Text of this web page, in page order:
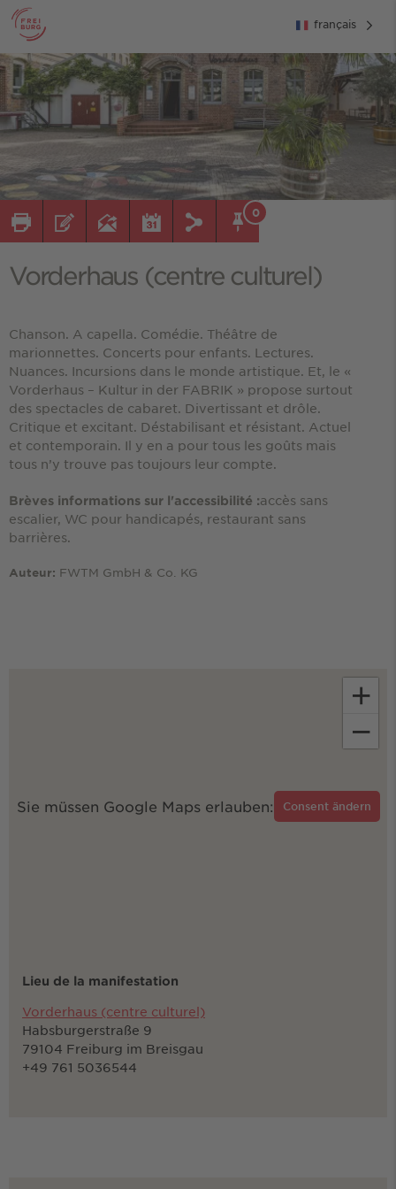
français
0
Vorderhaus (centre culturel)
Chanson. A capella. Comédie. Théâtre de
marionnettes. Concerts pour enfants. Lectures.
Nuances. Incursions dans le monde artistique. Et, le «
Vorderhaus – Kultur in der FABRIK » propose surtout
des spectacles de cabaret. Divertissant et drôle.
Critique et excitant. Déstabilisant et résistant. Actuel
et contemporain. Il y en a pour tous les goûts mais
tous n’y trouve pas toujours leur compte.
Brèves informations sur l'accessibilité :accès sans
escalier, WC pour handicapés, restaurant sans
barrières.
Auteur: FWTM GmbH & Co. KG
Sie müssen Google Maps erlauben: Consent ändern
+
−
Lieu de la manifestation
Vorderhaus (centre culturel)
Habsburgerstraße 9
79104 Freiburg im Breisgau
+49 761 5036544